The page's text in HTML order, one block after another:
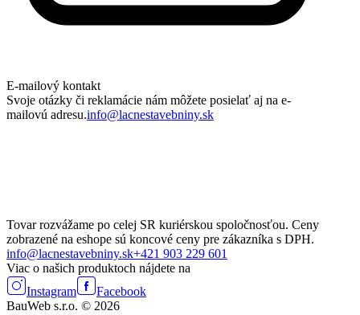
E-mailový kontakt
Svoje otázky či reklamácie nám môžete posielať aj na e-
mailovú adresu.info@lacnestavebniny.sk
Tovar rozvážame po celej SR kuriérskou spoločnosťou. Ceny
zobrazené na eshope sú koncové ceny pre zákazníka s DPH.
info@lacnestavebniny.sk+421 903 229 601
Viac o našich produktoch nájdete na
Instagram
Facebook
BauWeb s.r.o. © 2026